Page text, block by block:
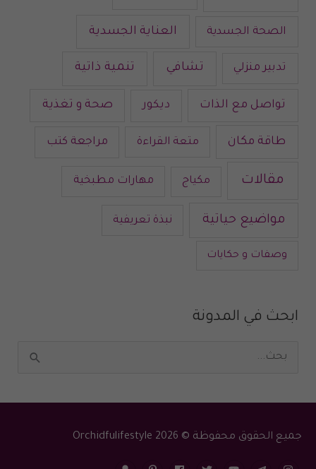
الصحة الجسدية العناية الجسدية
تدبير منزلي تشافي تنمية ذاتية
تواصل مع الذات ديكور صحة و تغذية
طاقة مكان متعة القراءة مراجعة كتب
مقالات مكياج مهارات مطبخية
مواضيع حياتية نبذة تعريفية
وصفات و حكايات
ابحث في المدونة
ث
ع
جميع الحقوق محفوظة © 2026 Orchidfulifestyle